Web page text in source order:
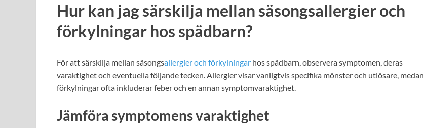
Hur kan jag särskilja mellan säsongsallergier och
förkylningar hos spädbarn?
För att särskilja mellan säsongsallergier och förkylningar hos spädbarn, observera symptomen, deras
varaktighet och eventuella följande tecken. Allergier visar vanligtvis specifika mönster och utlösare, medan
förkylningar ofta inkluderar feber och en annan symptomvaraktighet.
Jämföra symptomens varaktighet